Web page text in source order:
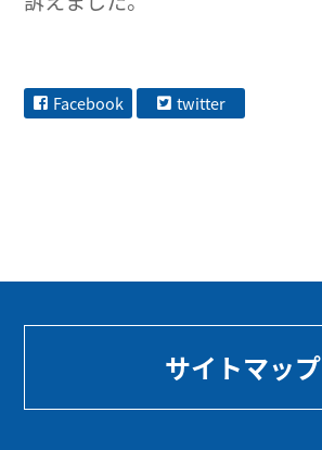
Facebook twitter
サイトマップ